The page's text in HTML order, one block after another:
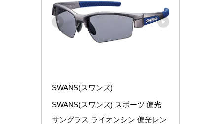
SWANS(スワンズ)
SWANS(スワンズ) スポーツ 偏光
サングラス ライオンシン 偏光レン